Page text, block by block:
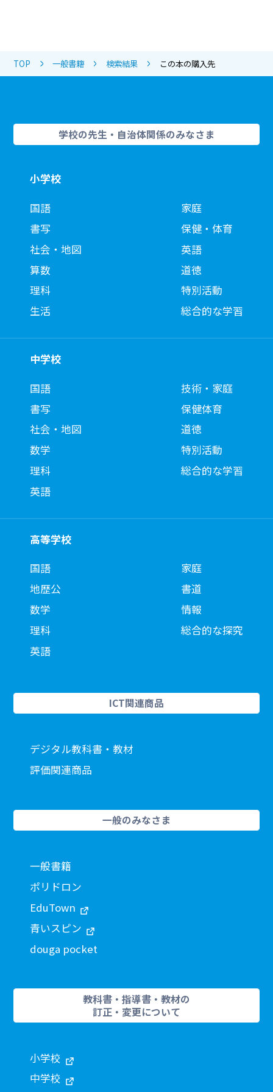
TOP 一般書籍 検索結果 この本の購入先
学校の先生・自治体関係のみなさま
小学校
国語
書写
社会・地図
算数
理科
生活
家庭
保健・体育
英語
道徳
特別活動
総合的な学習
中学校
国語
書写
社会・地図
数学
理科
英語
技術・家庭
保健体育
道徳
特別活動
総合的な学習
高等学校
国語
地歴公
数学
理科
英語
家庭
書道
情報
総合的な探究
ICT関連商品
デジタル教科書・教材
評価関連商品
一般のみなさま
一般書籍
ポリドロン
EduTown
青いスピン
douga pocket
教科書・指導書・教材の
訂正・変更について
小学校
中学校